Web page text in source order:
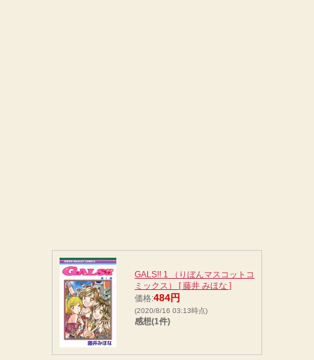
GALS!! 1 （りぼんマスコットコ
ミックス） [ 藤井 みほな ]
価格:484円
(2020/8/16 03:13時点)
感想(1件)